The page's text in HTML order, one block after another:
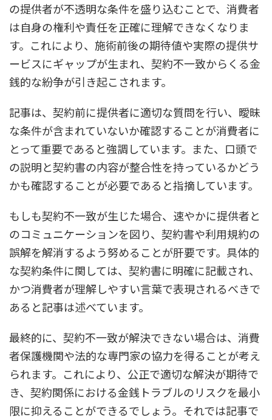
の提供者が不透明な条件を盛り込むことで、消費者
は自身の権利や責任を正確に理解できなくなりま
す。これにより、施術前後の期待値や実際の提供サ
ービスにギャップが生まれ、契約不一致からくる金
銭的な紛争が引き起こされます。
記事は、契約前に提供者に適切な質問を行い、曖昧
な条件が含まれていないか確認することが消費者に
とって重要であると強調しています。また、口頭で
の説明と契約書の内容が整合性を持っているかどう
かも確認することが必要であると指摘しています。
もしも契約不一致が生じた場合、速やかに提供者と
のコミュニケーションを図り、契約書や利用規約の
誤解を解消するよう努めることが肝要です。具体的
な契約条件に関しては、契約書に明確に記載され、
かつ消費者が理解しやすい言葉で表現されるべきで
あると記事は述べています。
最終的に、契約不一致が解決できない場合は、消費
者保護機関や法的な専門家の協力を得ることが考え
られます。これにより、公正で適切な解決が期待で
き、契約関係における金銭トラブルのリスクを最小
限に抑えることができるでしょう。それでは記事で